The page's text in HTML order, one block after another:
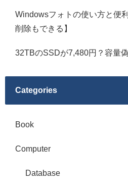
Windowsフォトの使い方と便
削除もできる】
32TBのSSDが7,480円？容量
Categories
Book
Computer
Database